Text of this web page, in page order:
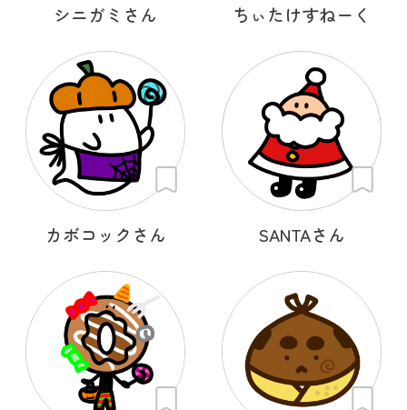
シニガミさん ちぃたけすねーく
カボコックさん SANTAさん